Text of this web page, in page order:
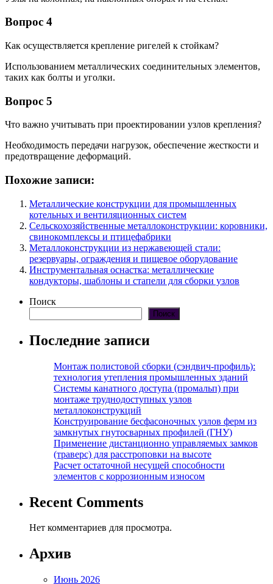
Вопрос 4
Как осуществляется крепление ригелей к стойкам?
Использованием металлических соединительных элементов,
таких как болты и уголки.
Вопрос 5
Что важно учитывать при проектировании узлов крепления?
Необходимость передачи нагрузок, обеспечение жесткости и
предотвращение деформаций.
Похожие записи:
Металлические конструкции для промышленных
котельных и вентиляционных систем
Сельскохозяйственные металлоконструкции: коровники,
свинокомплексы и птицефабрики
Металлоконструкции из нержавеющей стали:
резервуары, ограждения и пищевое оборудование
Инструментальная оснастка: металлические
кондукторы, шаблоны и стапели для сборки узлов
Поиск
Поиск
Последние записи
Монтаж полистовой сборки (сэндвич-профиль):
технология утепления промышленных зданий
Системы канатного доступа (промальп) при
монтаже труднодоступных узлов
металлоконструкций
Конструирование бесфасоночных узлов ферм из
замкнутых гнутосварных профилей (ГНУ)
Применение дистанционно управляемых замков
(траверс) для расстроповки на высоте
Расчет остаточной несущей способности
элементов с коррозионным износом
Recent Comments
Нет комментариев для просмотра.
Архив
Июнь 2026